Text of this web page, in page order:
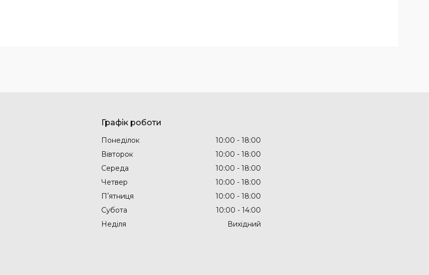
Графік роботи
Понеділок 10:00
18:00
Вівторок
10:00
18:00
Середа
10:00
18:00
Четвер
10:00
18:00
Пʼятниця
10:00
18:00
Субота
10:00
14:00
Неділя
Вихідний